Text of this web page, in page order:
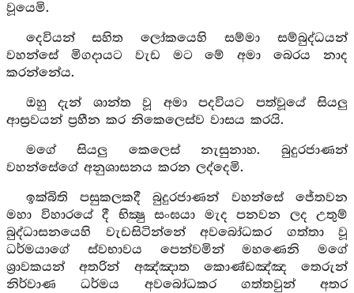
වූයෙමි.
දෙවියන් සහිත ලෝකයෙහි සම්මා සම්බුද්ධයන්
වහන්සේ මිගදායට වැඩ මට මේ අමා බෙරය නාද
කරන්නේය.
ඔහු දැන් ශාන්ත වූ අමා පදවියට පත්වූයේ සියලු
ආස්‍රවයන් ප්‍රහීන කර නිකෙලෙස්ව වාසය කරයි.
මගේ සියලු කෙලෙස් නැසුනාහ. බුදුරජාණන්
වහන්සේගේ අනුශාසනය කරන ලද්දෙමි.
ඉක්බිති පසුකලකදී බුදුරජාණන් වහන්සේ ජේතවන
මහා විහාරයේ දී භික්‍ෂු සංඝයා මැද පනවන ලද උතුම්
බුද්ධාසනයෙහි වැඩසිටින්නේ අවබෝධකර ගත්තා වූ
ධර්මයාගේ ස්වභාවය පෙන්වමින් මහණෙනි මගේ
ශ්‍රාවකයන් අතරින් අඤ්ඤාත කොණ්ඩඤ්ඤ තෙරුන්
නිර්වාණ ධර්මය අවබෝධකර ගත්තවුන් අතර